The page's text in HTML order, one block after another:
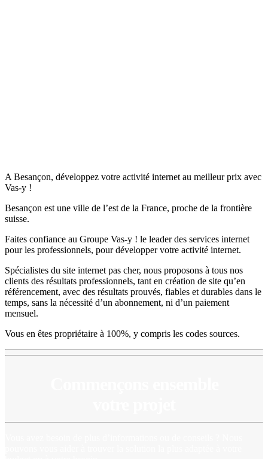
A Besançon, développez votre activité internet au meilleur prix avec
Vas-y !
Besançon est une ville de l’est de la France, proche de la frontière
suisse.
Faites confiance au Groupe Vas-y ! le leader des services internet
pour les professionnels, pour développer votre activité internet.
Spécialistes du site internet pas cher, nous proposons à tous nos
clients des résultats professionnels, tant en création de site qu’en
référencement, avec des résultats prouvés, fiables et durables dans le
temps, sans la nécessité d’un abonnement, ni d’un paiement
mensuel.
Vous en êtes propriétaire à 100%, y compris les codes sources.